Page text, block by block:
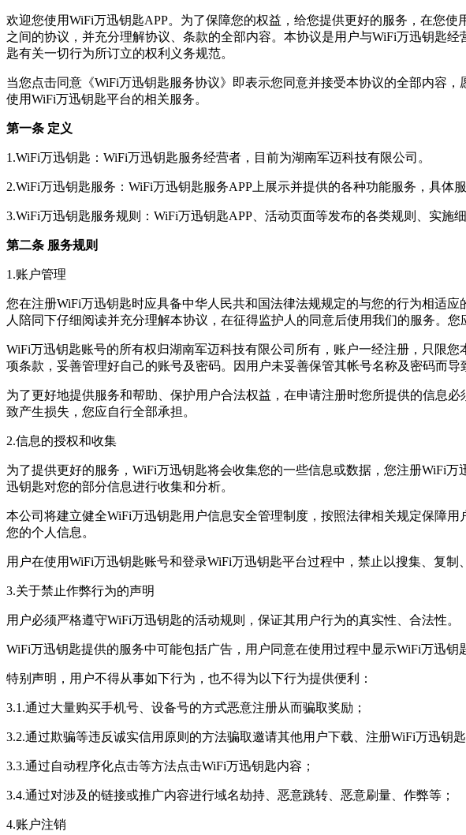
欢迎您使用WiFi万迅钥匙APP。为了保障您的权益，给您提供更好的服务，在您
之间的协议，并充分理解协议、条款的全部内容。本协议是用户与WiFi万迅钥匙
匙有关一切行为所订立的权利义务规范。
当您点击同意《WiFi万迅钥匙服务协议》即表示您同意并接受本协议的全部内容
使用WiFi万迅钥匙平台的相关服务。
第一条 定义
1.WiFi万迅钥匙：WiFi万迅钥匙服务经营者，目前为湖南军迈科技有限公司。
2.WiFi万迅钥匙服务：WiFi万迅钥匙服务APP上展示并提供的各种功能服务，具体
3.WiFi万迅钥匙服务规则：WiFi万迅钥匙APP、活动页面等发布的各类规则、实施
第二条 服务规则
1.账户管理
您在注册WiFi万迅钥匙时应具备中华人民共和国法律法规规定的与您的行为相适
人陪同下仔细阅读并充分理解本协议，在征得监护人的同意后使用我们的服务。您
WiFi万迅钥匙账号的所有权归湖南军迈科技有限公司所有，账户一经注册，只限
项条款，妥善管理好自己的账号及密码。因用户未妥善保管其帐号名称及密码而
为了更好地提供服务和帮助、保护用户合法权益，在申请注册时您所提供的信息
致产生损失，您应自行全部承担。
2.信息的授权和收集
为了提供更好的服务，WiFi万迅钥匙将会收集您的一些信息或数据，您注册WiFi
迅钥匙对您的部分信息进行收集和分析。
本公司将建立健全WiFi万迅钥匙用户信息安全管理制度，按照法律相关规定保障
您的个人信息。
用户在使用WiFi万迅钥匙账号和登录WiFi万迅钥匙平台过程中，禁止以搜集、复
3.关于禁止作弊行为的声明
用户必须严格遵守WiFi万迅钥匙的活动规则，保证其用户行为的真实性、合法性。
WiFi万迅钥匙提供的服务中可能包括广告，用户同意在使用过程中显示WiFi万迅
特别声明，用户不得从事如下行为，也不得为以下行为提供便利：
3.1.通过大量购买手机号、设备号的方式恶意注册从而骗取奖励；
3.2.通过欺骗等违反诚实信用原则的方法骗取邀请其他用户下载、注册WiFi万迅钥匙
3.3.通过自动程序化点击等方法点击WiFi万迅钥匙内容；
3.4.通过对涉及的链接或推广内容进行域名劫持、恶意跳转、恶意刷量、作弊等；
4.账户注销